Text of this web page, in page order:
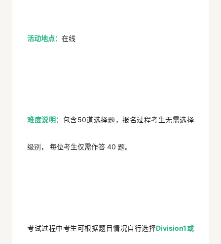
活动地点： 在线
难度说明： 包含50道选择题，报名过程考生无需选择
级别， 每位考生仅需作答 40 题。
考试过程中考生可根据题目情况自行选择Division1或